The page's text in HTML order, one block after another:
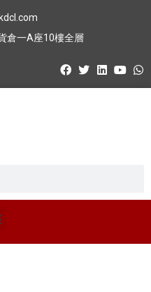
倉一A座10樓全層